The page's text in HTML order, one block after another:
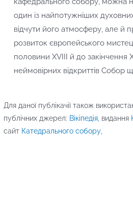
один із найпотужніших
відчути його атмосферу, але й
розвиток європейського
половини XVІІІ й до закінчення
неймовірних відкриттів Собор
Для даної публікачії також
публічних джерел: Вікіпедія, видання
сайт Катедрального собору